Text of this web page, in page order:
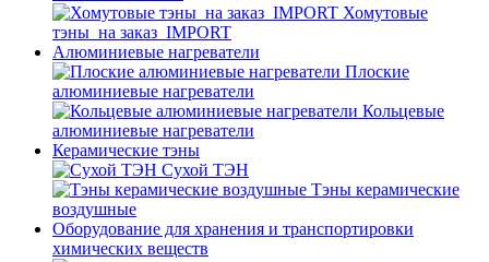
Хомутовые
тэны_на заказ_IMPORT
Алюминиевые нагреватели
Плоские
алюминиевые нагреватели
Кольцевые
алюминиевые нагреватели
Керамические тэны
Сухой ТЭН
Тэны керамические
воздушные
Оборудование для хранения и транспортировки
химических веществ